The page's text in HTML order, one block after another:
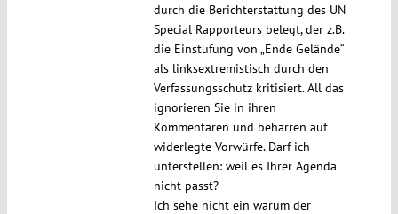
durch die Berichterstattung des UN
Special Rapporteurs belegt, der z.B.
die Einstufung von „Ende Gelände“
als linksextremistisch durch den
Verfassungsschutz kritisiert. All das
ignorieren Sie in ihren
Kommentaren und beharren auf
widerlegte Vorwürfe. Darf ich
unterstellen: weil es Ihrer Agenda
nicht passt?
Ich sehe nicht ein warum der